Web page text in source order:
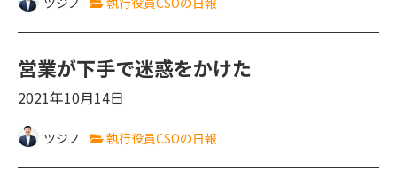
営業が下手で迷惑をかけた
2021年10月14日
ツジノ 執行役員CSOの日報